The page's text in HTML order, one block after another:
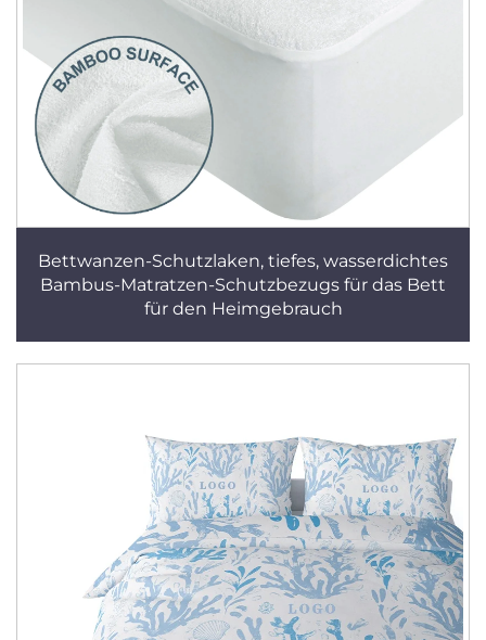
Bettwanzen-Schutzlaken, tiefes, wasserdichtes
Bambus-Matratzen-Schutzbezugs für das Bett
für den Heimgebrauch